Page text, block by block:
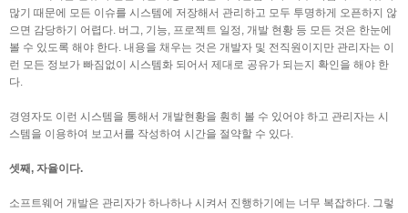
많기 때문에 모든 이슈를 시스템에 저장해서 관리하고 모두 투명하게 오픈하지 않
으면 감당하기 어렵다. 버그, 기능, 프로젝트 일정, 개발 현황 등 모든 것은 한눈에
볼 수 있도록 해야 한다. 내용을 채우는 것은 개발자 및 전직원이지만 관리자는 이
런 모든 정보가 빠짐없이 시스템화 되어서 제대로 공유가 되는지 확인을 해야 한
다.
경영자도 이런 시스템을 통해서 개발현황을 훤히 볼 수 있어야 하고 관리자는 시
스템을 이용하여 보고서를 작성하여 시간을 절약할 수 있다.
셋째, 자율이다.
소프트웨어 개발은 관리자가 하나하나 시켜서 진행하기에는 너무 복잡하다. 그렇